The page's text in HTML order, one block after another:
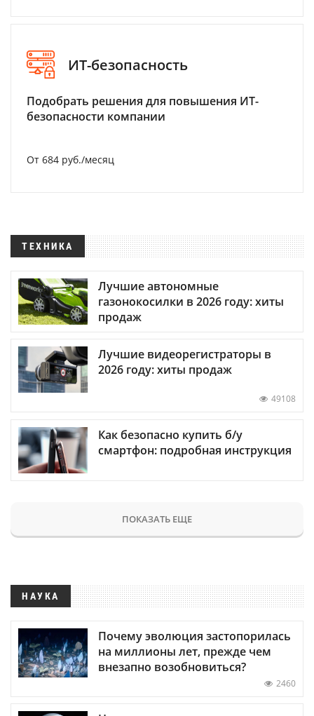
ИТ-безопасность
Подобрать решения для повышения ИТ-
безопасности компании
От 684 руб./месяц
ТЕХНИКА
Лучшие автономные
газонокосилки в 2026 году: хиты
продаж
Лучшие видеорегистраторы в
2026 году: хиты продаж
49108
Как безопасно купить б/у
смартфон: подробная инструкция
ПОКАЗАТЬ ЕЩЕ
НАУКА
Почему эволюция застопорилась
на миллионы лет, прежде чем
внезапно возобновиться?
2460